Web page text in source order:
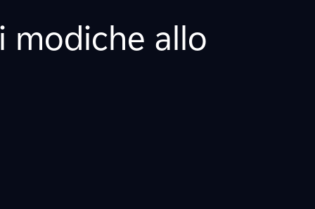
modiche allo